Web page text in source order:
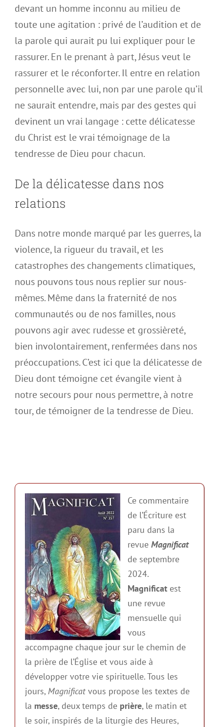
devant un homme inconnu au milieu de
toute une agitation : privé de l’audition et de
la parole qui aurait pu lui expliquer pour le
rassurer. En le prenant à part, Jésus veut le
rassurer et le réconforter. Il entre en relation
personnelle avec lui, non par une parole qu’il
ne saurait entendre, mais par des gestes qui
devinent un vrai langage : cette délicatesse
du Christ est le vrai témoignage de la
tendresse de Dieu pour chacun.
De la délicatesse dans nos
relations
Dans notre monde marqué par les guerres, la
violence, la rigueur du travail, et les
catastrophes des changements climatiques,
nous pouvons tous nous replier sur nous-
mêmes. Même dans la fraternité de nos
communautés ou de nos familles, nous
pouvons agir avec rudesse et grossièreté,
bien involontairement, renfermées dans nos
préoccupations. C’est ici que la délicatesse de
Dieu dont témoigne cet évangile vient à
notre secours pour nous permettre, à notre
tour, de témoigner de la tendresse de Dieu.
Ce commentaire
de l’Écriture est
paru dans la
revueMagnificat
de septembre
2024.
Magnificat est
une revue
mensuelle qui
vous
accompagne chaque jour sur le chemin de
la prière de l’Église et vous aide à
développer votre vie spirituelle. Tous les
jours,Magnificatvous propose les textes de
la messe, deux temps de prière, le matin et
le soir, inspirés de la liturgie des Heures,